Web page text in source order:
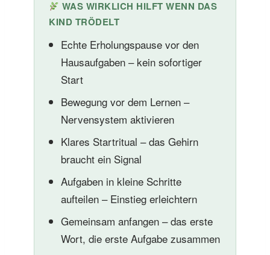
WAS WIRKLICH HILFT WENN DAS
KIND TRÖDELT
Echte Erholungspause vor den
Hausaufgaben – kein sofortiger
Start
Bewegung vor dem Lernen –
Nervensystem aktivieren
Klares Startritual – das Gehirn
braucht ein Signal
Aufgaben in kleine Schritte
aufteilen – Einstieg erleichtern
Gemeinsam anfangen – das erste
Wort, die erste Aufgabe zusammen